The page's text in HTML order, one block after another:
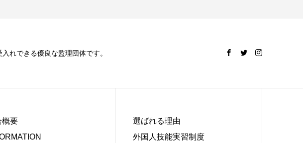
れできる優良な監理団体です。
概要
選ばれる理由
外国人技能実習制度